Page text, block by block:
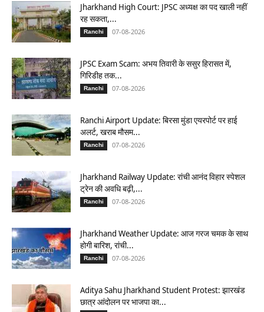
Jharkhand High Court: JPSC अध्यक्ष का पद खाली नहीं
रह सकता,...
Ranchi 07-08-2026
JPSC Exam Scam: अभय तिवारी के ससुर हिरासत में,
गिरिडीह तक...
Ranchi 07-08-2026
Ranchi Airport Update: बिरसा मुंडा एयरपोर्ट पर हाई
अलर्ट, खराब मौसम...
Ranchi 07-08-2026
Jharkhand Railway Update: रांची आनंद विहार स्पेशल
ट्रेन की अवधि बढ़ी,...
Ranchi 07-08-2026
Jharkhand Weather Update: आज गरज चमक के साथ
होगी बारिश, रांची...
Ranchi 07-08-2026
Aditya Sahu Jharkhand Student Protest: झारखंड
छात्र आंदोलन पर भाजपा का...